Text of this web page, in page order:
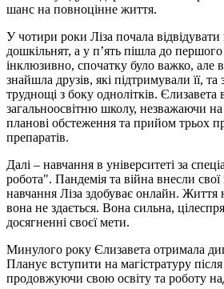
шанс на повноцінне життя.
У чотири роки Ліза почала
дошкільнят, а у п’ять пішла до
інклюзивно, спочатку було важко, але
знайшла друзів, які підтримували її,
труднощі з боку однолітків. Єлизавета
загальноосвітню школу, незважаючи на
планові обстеження та прийом трьох
препаратів.
Далі – навчання в університеті за
робота". Пандемія та війна внесли свої
навчання Ліза здобуває онлайн. Життя
вона не здається. Вона сильна,
досягненні своєї мети.
Минулого року Єлизавета отримала
Планує вступити на магістратуру
продовжуючи свою освіту та роботу